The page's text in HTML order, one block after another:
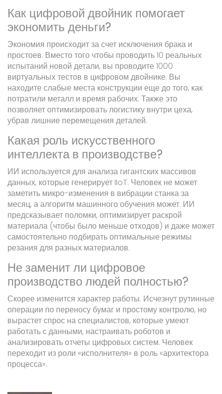
Как цифровой двойник помогает
экономить деньги?
Экономия происходит за счет исключения брака и
простоев. Вместо того чтобы проводить 10 реальных
испытаний новой детали, вы проводите 1000
виртуальных тестов в цифровом двойнике. Вы
находите слабые места конструкции еще до того, как
потратили металл и время рабочих. Также это
позволяет оптимизировать логистику внутри цеха,
убрав лишние перемещения деталей.
Какая роль искусственного
интеллекта в производстве?
ИИ используется для анализа гигантских массивов
данных, которые генерирует IIoT. Человек не может
заметить микро-изменения в вибрации станка за
месяц, а алгоритм машинного обучения может. ИИ
предсказывает поломки, оптимизирует раскрой
материала (чтобы было меньше отходов) и даже может
самостоятельно подбирать оптимальные режимы
резания для разных материалов.
Не заменит ли цифровое
производство людей полностью?
Скорее изменится характер работы. Исчезнут рутинные
операции по переносу бумаг и простому контролю, но
вырастет спрос на специалистов, которые умеют
работать с данными, настраивать роботов и
анализировать отчеты цифровых систем. Человек
переходит из роли «исполнителя» в роль «архитектора
процесса».